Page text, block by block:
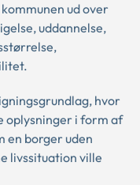
ud over
uddannelse,
hvor
oplysninger i form af
en borger uden
livssituation ville